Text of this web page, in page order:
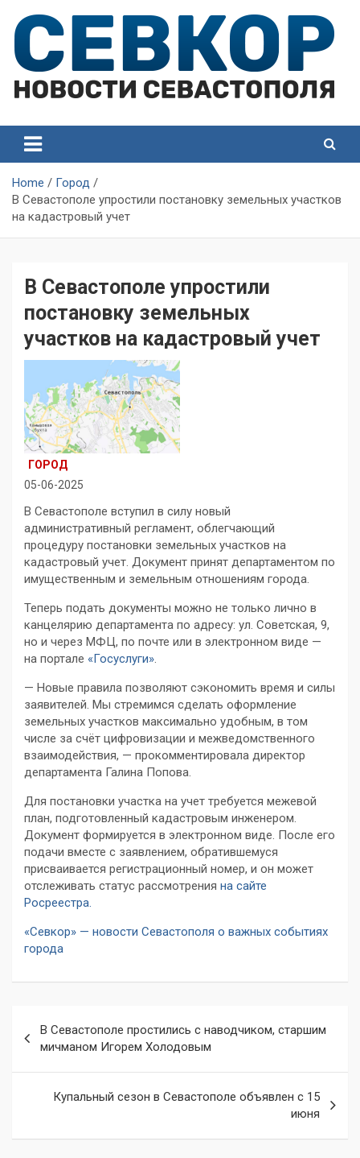
content
Севастополя
Севастополя
Home
Город
В Севастополе упростили постановку земельных участков
на кадастровый учет
В Севастополе упростили
постановку земельных
участков на кадастровый учет
ГОРОД
05-06-2025
В Севастополе вступил в силу новый
административный регламент, облегчающий
процедуру постановки земельных участков на
кадастровый учет. Документ принят департаментом по
имущественным и земельным отношениям города.
Теперь подать документы можно не только лично в
канцелярию департамента по адресу: ул. Советская, 9,
но и через МФЦ, по почте или в электронном виде —
на портале «Госуслуги».
— Новые правила позволяют сэкономить время и силы
заявителей. Мы стремимся сделать оформление
земельных участков максимально удобным, в том
числе за счёт цифровизации и межведомственного
взаимодействия, — прокомментировала директор
департамента Галина Попова.
Для постановки участка на учет требуется межевой
план, подготовленный кадастровым инженером.
Документ формируется в электронном виде. После его
подачи вместе с заявлением, обратившемуся
присваивается регистрационный номер, и он может
отслеживать статус рассмотрения на сайте
Росреестра.
«Севкор» — новости Севастополя о важных событиях
города
по
записям
В Севастополе простились с наводчиком, старшим
мичманом Игорем Холодовым
Купальный сезон в Севастополе объявлен с 15
июня